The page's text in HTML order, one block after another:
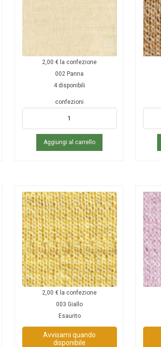
2,00 € la confezione
002 Panna
4 disponibili
confezioni
Aggiungi al carrello
2,00 € la confezione
003 Giallo
Esaurito
Avvisami quando
disponibile